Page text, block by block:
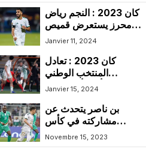
كان 2023 : النجم رياض
محرز يستعرض قميص
منتخب الخضر الخاص
Janvier 11, 2024
كان 2023 : تعادل
المنتخب الوطني
الجزائري أمام أنغولا رغم
الأول
Janvier 15, 2024
بن ناصر يتحدث عن
مشاركته في كأس
إفريقيا مع المنتخب
الجزائري
Novembre 15, 2023